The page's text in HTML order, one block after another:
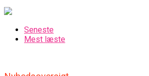
Seneste
Mest læste